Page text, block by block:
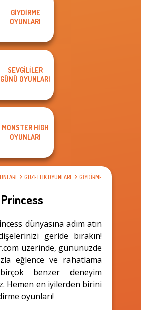
GIYDIRME
OYUNLARI
SEVGILILER
GÜNÜ OYUNLARI
MONSTER HIGH
OYUNLARI
GÜZELLIK OYUNLARI GIYDIRME OYUNLARI
dünyasına adım atın
geride bırakın!
üzerinde, gününüzde
eğlence ve rahatlama
benzer deneyim
Hemen en iyilerden birini
oyunları!